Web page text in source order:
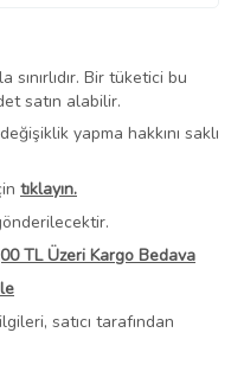
sınırlıdır. Bir tüketici bu
satın alabilir.
yapma hakkını saklı
tıklayın.
TL Üzeri Kargo Bedava
satıcı tarafından